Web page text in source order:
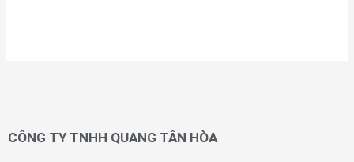
CÔNG TY TNHH QUANG TÂN HÒA